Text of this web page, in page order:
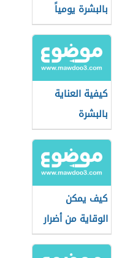
بالبشرة يومياً
كيفية العناية
بالبشرة
كيف يمكن
الوقاية من أضرار
الشمس